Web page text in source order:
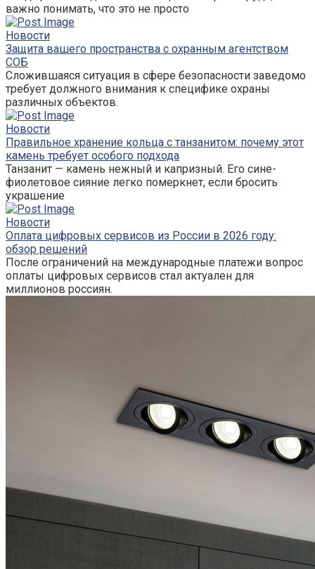
важно понимать, что это не просто
Новости
Защита вашего пространства с охранным агентством
СОБ
Сложившаяся ситуация в сфере безопасности заведомо
требует должного внимания к специфике охраны
различных объектов.
Новости
Правильное хранение кольца с танзанитом: почему этот
камень требует особого подхода
Танзанит — камень нежный и капризный. Его сине-
фиолетовое сияние легко померкнет, если бросить
украшение
Новости
Оплата цифровых сервисов из России в 2026 году:
обзор решений
После ограничений на международные платежи вопрос
оплаты цифровых сервисов стал актуален для
миллионов россиян.